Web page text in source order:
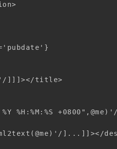
]]]></title>
]...]]></